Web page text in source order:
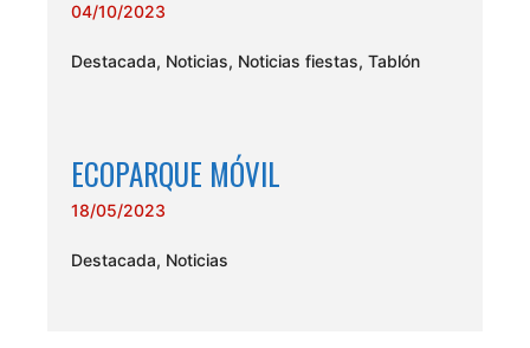
04/10/2023
Destacada, Noticias, Noticias fiestas, Tablón
ECOPARQUE MÓVIL
18/05/2023
Destacada, Noticias